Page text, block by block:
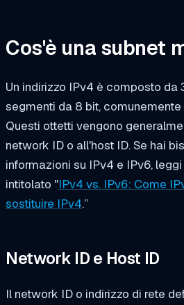
Cos'è una subnet
Un indirizzo IPv4 è composto da
segmenti da 8 bit,
Questi ottetti vengono
network ID o all'host ID. Se hai
informazioni su IPv4 e IPv6,
intitolato "IPv4 vs. IPv6: Come
sostituire IPv4.”
Network ID e Host ID
Il network ID o indirizzo di rete